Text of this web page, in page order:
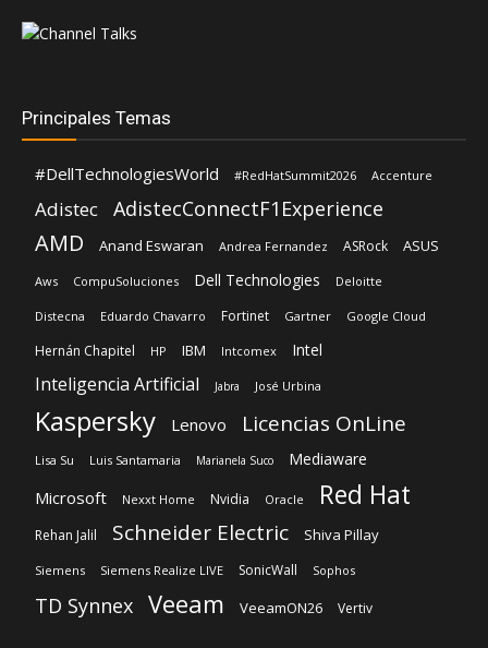
Principales Temas
#DellTechnologiesWorld #RedHatSummit2026 Accenture
Adistec AdistecConnectF1Experience
AMD Anand Eswaran Andrea Fernandez ASRock ASUS
Aws CompuSoluciones Dell Technologies Deloitte
Distecna Eduardo Chavarro Fortinet Gartner Google Cloud
Hernán Chapitel HP IBM Intcomex Intel
Inteligencia Artificial Jabra José Urbina
Kaspersky Lenovo Licencias OnLine
Lisa Su Luis Santamaria Marianela Suco Mediaware
Microsoft Nexxt Home Nvidia Oracle Red Hat
Rehan Jalil Schneider Electric Shiva Pillay
Siemens Siemens Realize LIVE SonicWall Sophos
TD Synnex Veeam VeeamON26 Vertiv